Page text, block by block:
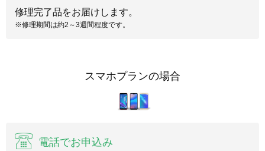
修理完了品をお届けします。
※修理期間は約2～3週間程度です。
スマホプランの場合
電話でお申込み